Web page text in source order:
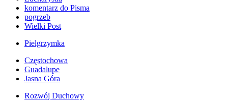
komentarz do Pisma
pogrzeb
Wielki Post
Pielgrzymka
Częstochowa
Guadalupe
Jasna Góra
Rozwój Duchowy